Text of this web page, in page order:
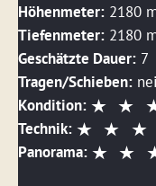
Höhenmeter: 2180
Tiefenmeter: 2180
Geschätzte Dauer: 7
Tragen/Schieben:
Kondition:
Technik:
Panorama: